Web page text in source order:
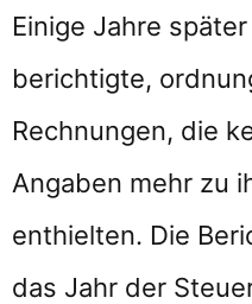
Einige Jahre
berichtigte,
Rechnungen, die
Angaben mehr zu
enthielten. Die
das Jahr der